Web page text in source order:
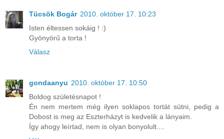
Tücsök Bogár 2010. október 17. 10:23
Isten éltessen sokáig ! :)
Gyönyörű a torta !
Válasz
gondaanyu 2010. október 17. 10:50
Boldog születésnapot !
Én nem mertem még ilyen soklapos tortát sütni, pedig a
Dobost is meg az Eszterházyt is kedvelik a lányaim.
Így ahogy leírtad, nem is olyan bonyolult....